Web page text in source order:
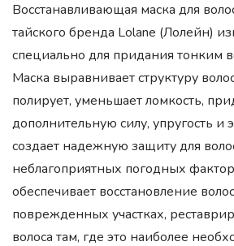
Восстанавливающая маска для
тайского бренда Lolane (Лолейн)
специально для придания тонким
Маска выравнивает структуру
полирует, уменьшает ломкость,
дополнительную силу, упругость и
создает надежную защиту для
неблагоприятных погодных
обеспечивает восстановление
поврежденных участках,
волоса там, где это наиболее